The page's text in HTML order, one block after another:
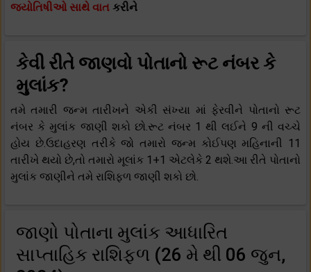
જ્યોતિષીઓ સાથે વાત કરીને
કેવી રીતે જાણવો પોતાનો રૂટ નંબર કે
મુલાંક?
તમે તમારી જન્મ તારીખને એકી સંખ્યા માં ફેરવીને પોતાનો રૂટ
નંબર કે મુલાંક જાણી શકો છો.રૂટ નંબર 1 થી લઈને 9 ની વચ્ચે
હોય છે.ઉદાહરણ તરીકે જો તમારો જન્મ કોઈપણ મહિનાની 11
તારીખે થયો છે,તો તમારો મૂલાંક 1+1 એટલેકે 2 થશે.આ રીતે પોતાનો
મુલાંક જાણીને તમે રાશિફળ જાણી શકો છો.
જાણો પોતાના મુલાંક આધારિત
સાપ્તાહિક રાશિફળ (26 મે થી 06 જુન,